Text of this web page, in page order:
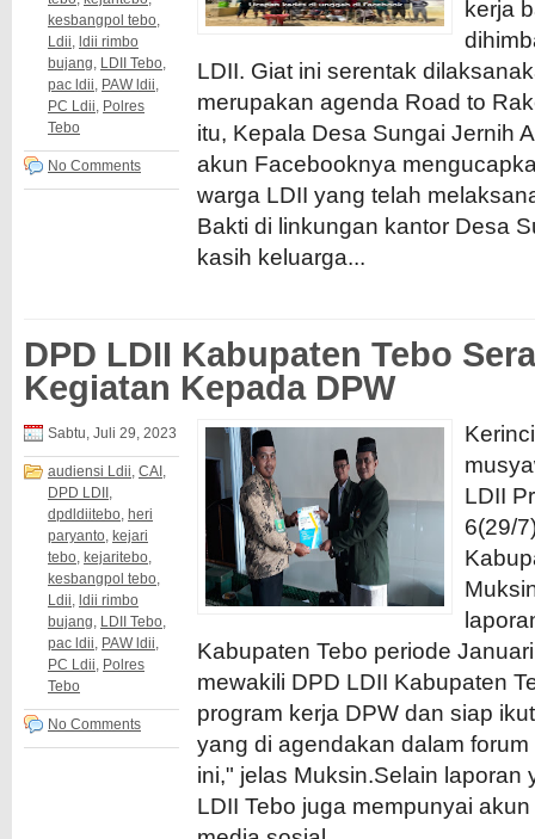
kesbangpol tebo
Ldii ldii rimbo
bujang LDII Tebo
pac ldii PAW ldii
PC Ldii Polres
Tebo
No Comments
kerja
LDII. Giat ini serentak
merupakan agenda Road to
itu, Kepala Desa Sungai Jernih
akun Facebooknya
warga LDII yang telah
Bakti di linkungan kantor Desa
kasih keluarga...
DPD LDII Kabupaten Tebo
Kegiatan Kepada DPW
Sabtu, Juli 29, 2023
audiensi Ldii CAI
DPD LDII
dpdldiitebo heri
paryanto kejari
tebo kejaritebo
kesbangpol tebo
Ldii ldii rimbo
bujang LDII Tebo
pac ldii PAW ldii
PC Ldii Polres
Tebo
No Comments
LDII
6(29/
Kabupaten Tebo periode
mewakili DPD LDII Kabupaten
program kerja DPW dan siap
yang di agendakan dalam
ini," jelas Muksin.Selain laporan
LDII Tebo juga mempunyai